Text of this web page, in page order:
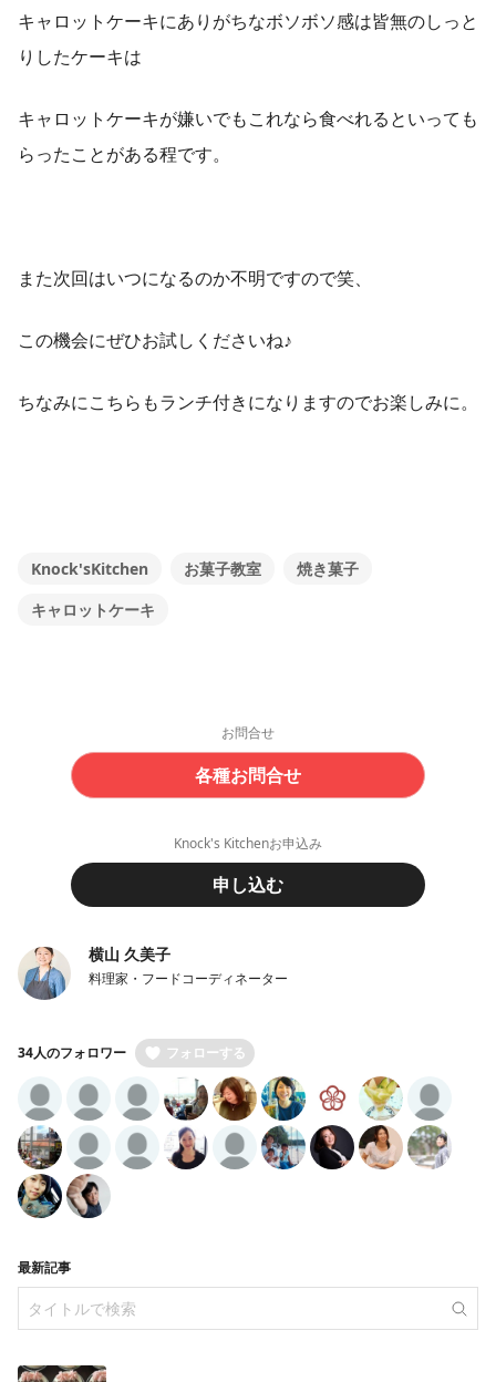
キャロットケーキにありがちなボソボソ感は皆無のしっと
りしたケーキは
キャロットケーキが嫌いでもこれなら食べれるといっても
らったことがある程です。
また次回はいつになるのか不明ですので笑、
この機会にぜひお試しくださいね♪
ちなみにこちらもランチ付きになりますのでお楽しみに。
Knock'sKitchen お菓子教室
焼き菓子
キャロットケーキ
お問合せ
各種お問合せ
Knock's Kitchenお申込み
申し込む
横山 久美子
料理家・フードコーディネーター
34人のフォロワー フォローする
最新記事